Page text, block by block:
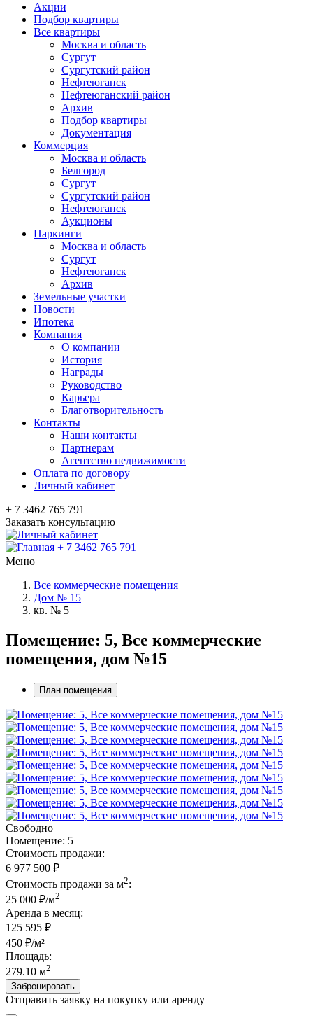
Акции
Подбор квартиры
Все квартиры
Москва и область
Сургут
Сургутский район
Нефтеюганск
Нефтеюганский район
Архив
Подбор квартиры
Документация
Коммерция
Москва и область
Белгород
Сургут
Сургутский район
Нефтеюганск
Аукционы
Паркинги
Москва и область
Сургут
Нефтеюганск
Архив
Земельные участки
Новости
Ипотека
Компания
О компании
История
Награды
Руководство
Карьера
Благотворительность
Контакты
Наши контакты
Партнерам
Агентство недвижимости
Оплата по договору
Личный кабинет
+ 7 3462 765 791
Заказать консультацию
+ 7 3462 765 791
Меню
Все коммерческие помещения
Дом № 15
кв. № 5
Помещение: 5, Все коммерческие
помещения, дом №15
План помещения
Свободно
Помещение: 5
Стоимость продажи:
6 977 500 ₽
Стоимость продажи за м2:
25 000 ₽/м2
Аренда в месяц:
125 595 ₽
450 ₽/м²
Площадь:
279.10 м2
Забронировать
Отправить заявку на покупку или аренду